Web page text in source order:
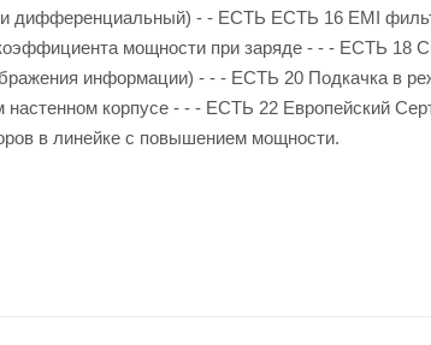
дифференциальный) - - ЕСТЬ ЕСТЬ 16 EMI
мощности при заряде - - - ЕСТЬ 18
информации) - - - ЕСТЬ 20 Подкачка в
корпусе - - - ЕСТЬ 22 Европейский
в линейке с повышением мощности.